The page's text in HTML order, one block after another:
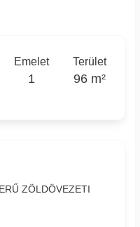
Emelet
1
Terület
96 m²
ZÖLDÖVEZETI